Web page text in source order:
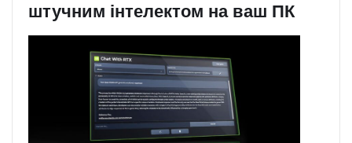
штучним інтелектом на ваш ПК